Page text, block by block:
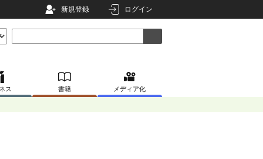
新規登録 ログイン
ス 書籍 メディア化